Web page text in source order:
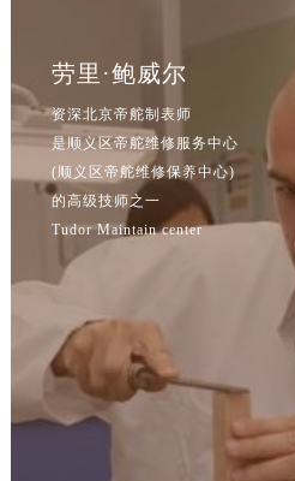
劳里·鲍威尔
资深北京帝舵制表师
是顺义区帝舵维修服务中心
(顺义区帝舵维修保养中心)
的高级技师之一
Tudor Maintain center